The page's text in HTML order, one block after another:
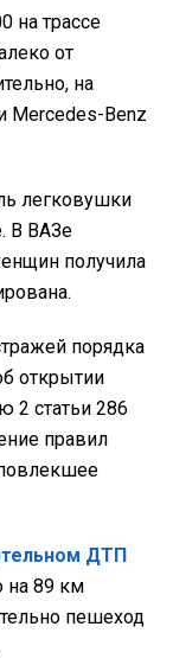
на трассе
от
на
Mercedes-Benz
легковушки
В ВАЗе
получила
порядка
открытии
2 статьи 286
правил
ДТП
на 89 км
пешеход